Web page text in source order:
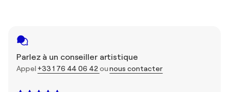
Parlez à un conseiller artistique
Appel +33 1 76 44 06 42ounous contacter